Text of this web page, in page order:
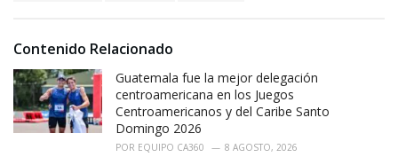
i
s
:
Contenido Relacionado
Guatemala fue la mejor delegación
centroamericana en los Juegos
Centroamericanos y del Caribe Santo
Domingo 2026
POR EQUIPO CA360 8 AGOSTO, 2026